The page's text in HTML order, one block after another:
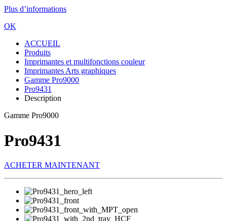
Plus d’informations
OK
ACCUEIL
Produits
Imprimantes et multifonctions couleur
Imprimantes Arts graphiques
Gamme Pro9000
Pro9431
Description
Gamme Pro9000
Pro9431
ACHETER MAINTENANT